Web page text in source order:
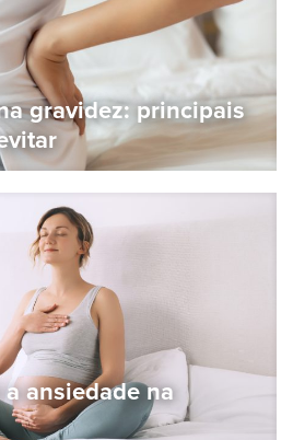
gravidez: principais
ansiedade na